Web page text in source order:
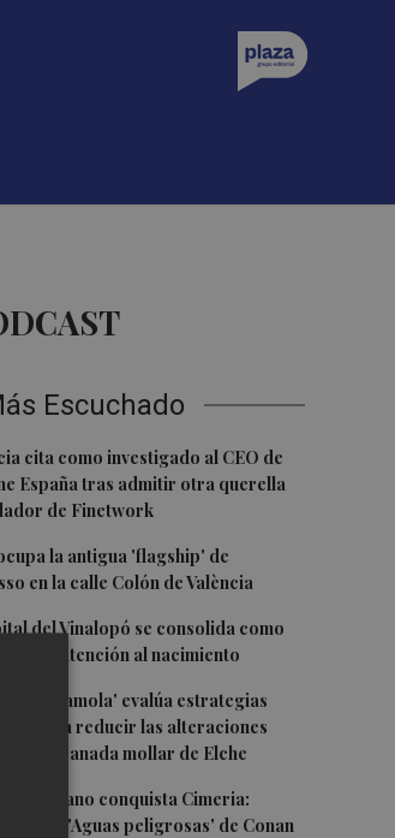
Escuchado
cita como investigado al CEO de
España tras admitir otra querella
de Finetwork
la antigua 'flagship' de
en la calle Colón de València
del Vinalopó se consolida como
en la atención al nacimiento
'Gramola' evalúa estrategias
para reducir las alteraciones
de la granada mollar de Elche
murciano conquista Cimeria:
ilustra 'Aguas peligrosas' de Conan